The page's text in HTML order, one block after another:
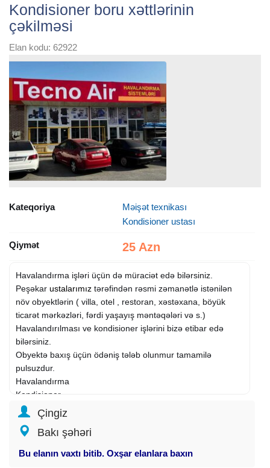
Kondisioner boru xəttlərinin
çəkilməsi
Elan kodu: 62922
Kateqoriya
Məişət texnikası
Kondisioner ustası
Qiymət 25 Azn
Havalandırma işləri üçün də müraciət edə bilərsiniz.
Peşəkar ustalarımız tərəfindən rəsmi zəmanətlə istənilən
növ obyektlərin ( villa, otel , restoran, xəstəxana, böyük
ticarət mərkəzləri, fərdi yaşayış məntəqələri və s.)
Havalandırılması ve kondisioner işlərini bizə etibar edə
bilərsiniz.
Obyektə baxış üçün ödəniş tələb olunmur tamamilə
pulsuzdur.
Havalandırma
Kondisioner
ARV VRV VRF KANAL KASET DÖŞƏMƏ ŞKAF
Temirdenonce suvag alti divar ici mis turbalarin en temiz ve
biz oz isimize arxayiniq buyurun sizde bize arxayin olun
Çingiz
Bakı şəhəri
Bu elanın vaxtı bitib. Oxşar elanlara baxın